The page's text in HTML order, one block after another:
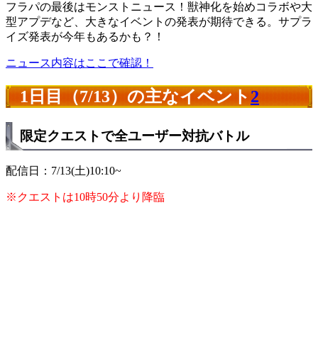
フラパの最後はモンストニュース！獣神化を始めコラボや大
型アプデなど、大きなイベントの発表が期待できる。サプラ
イズ発表が今年もあるかも？！
ニュース内容はここで確認！
1日目（7/13）の主なイベント2
限定クエストで全ユーザー対抗バトル
配信日：7/13(土)10:10~
※クエストは10時50分より降臨